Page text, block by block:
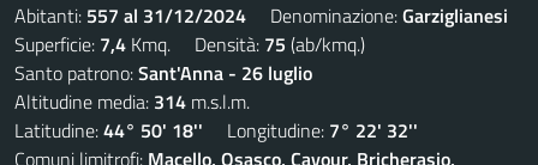
Abitanti: 557 al 31/12/2024 Denominazione:Garziglianesi
Superficie: 7,4 Kmq. Densità: 75 (ab/kmq.)
Santo patrono:Sant'Anna - 26 luglio
Altitudine media: 314 m.s.l.m.
Latitudine:44° 50' 18'' Longitudine: 7° 22' 32''
Comuni limitrofi: Macello, Osasco, Cavour, Bricherasio,